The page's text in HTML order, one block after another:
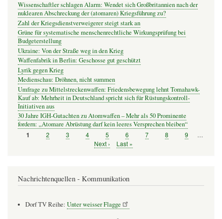
Wissenschaftler schlagen Alarm: Wendet sich Großbritannien nach der
nuklearen Abschreckung der (atomaren) Kriegsführung zu?
Zahl der Kriegsdienstverweigerer steigt stark an
Grüne für systematische menschenrechtliche Wirkungsprüfung bei
Budgeterstellung
Ukraine: Von der Straße weg in den Krieg
Waffenfabrik in Berlin: Geschosse gut geschützt
Lyrik gegen Krieg
Medienschau: Dröhnen, nicht summen
Umfrage zu Mittelstreckenwaffen: Friedensbewegung lehnt Tomahawk-
Kauf ab: Mehrheit in Deutschland spricht sich für Rüstungskontroll-
Initiativen aus
30 Jahre IGH-Gutachten zu Atomwaffen – Mehr als 50 Prominente
fordern: „Atomare Abrüstung darf kein leeres Versprechen bleiben“
Seitennummerierung
Seite
1 Seite
2 Seite
3 Seite
4 Seite
5 Seite
6 Seite
7 Seite
8 Seite
9
…
Nächste
Next ›
Letzte
Last »
Nachrichtenquellen - Kommunikation
Dorf TV Reihe: Unter weisser Flagge